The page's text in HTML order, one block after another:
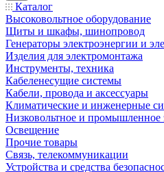
Каталог
Высоковольтное оборудование
Щиты и шкафы, шинопровод
Генераторы электроэнергии и
Изделия для электромонтажа
Инструменты, техника
Кабеленесущие системы
Кабели, провода и аксессуары
Климатические и инженерные
Низковольтное и промышленное
Освещение
Прочие товары
Связь, телекоммуникации
Устройства и средства